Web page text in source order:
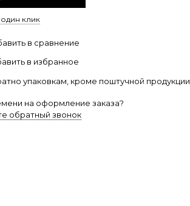
один клик
в сравнение
в избранное
упаковкам, кроме поштучной продукции.
на оформление заказа?
обратный звонок